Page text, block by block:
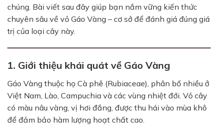
chúng. Bài viết sau đây giúp bạn nắm vững kiến thức
chuyên sâu về vỏ Gáo Vàng – cơ sở để đánh giá đúng giá
trị của loại cây này.
1. Giới thiệu khái quát về Gáo Vàng
Gáo Vàng thuộc họ Cà phê (Rubiaceae), phân bố nhiều ở
Việt Nam, Lào, Campuchia và các vùng nhiệt đới. Vỏ cây
có màu nâu vàng, vị hơi đắng, được thu hái vào mùa khô
để đảm bảo hàm lượng hoạt chất cao.